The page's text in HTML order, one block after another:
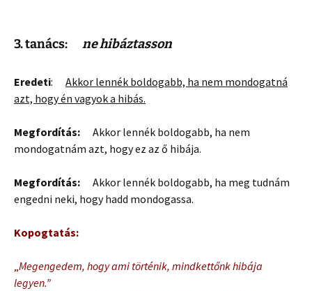
3. tanács: ne hibáztasson
Eredeti: Akkor lennék boldogabb, ha nem mondogatná
azt, hogy én vagyok a hibás.
Megfordítás: Akkor lennék boldogabb, ha nem
mondogatnám azt, hogy ez az ő hibája.
Megfordítás: Akkor lennék boldogabb, ha meg tudnám
engedni neki, hogy hadd mondogassa.
Kopogtatás:
„Megengedem, hogy ami történik, mindkettőnk hibája
legyen.”